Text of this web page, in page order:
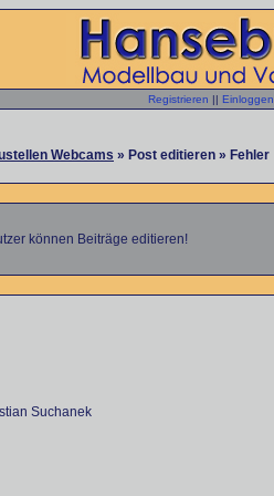
Registrieren || Einloggen
Webcams » Post editieren » Fehler
können Beiträge editieren!
Suchanek